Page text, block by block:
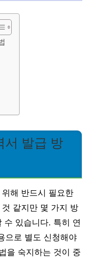
서 발급 방
해 반드시 필요한
같지만 몇 가지 방
수 있습니다. 특히 연
으로 별도 신청해야
을 숙지하는 것이 중